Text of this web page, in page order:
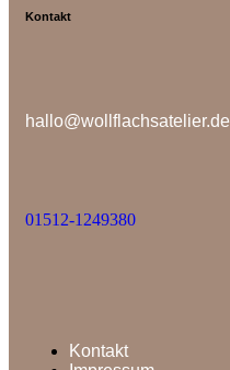
Kontakt
hallo@wollflachsatelier.de
01512-1249380
Kontakt